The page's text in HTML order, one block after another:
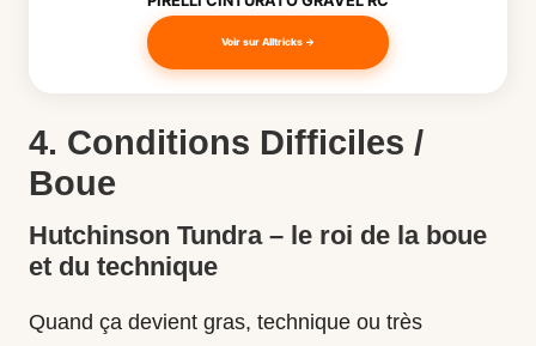
Voir sur Alltricks →
4. Conditions Difficiles /
Boue
Hutchinson Tundra – le roi de la boue
et du technique
Quand ça devient gras, technique ou très